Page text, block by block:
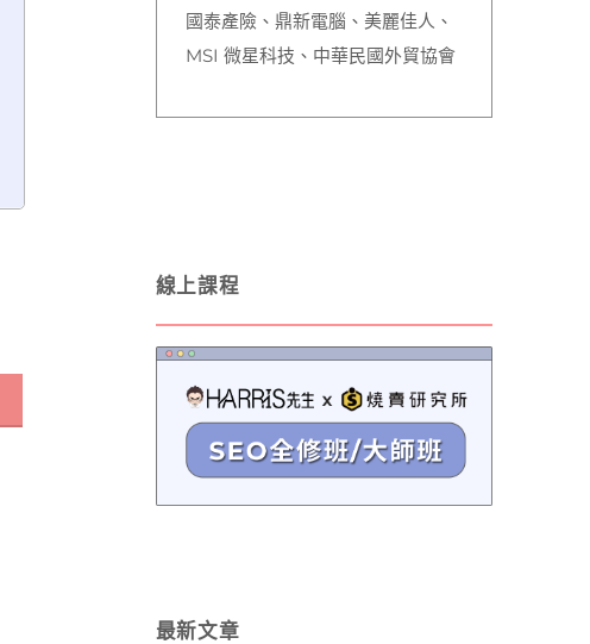
國泰產險、鼎新電腦、美麗佳人、
MSI 微星科技 、中華民國外貿協會
線上課程
最新文章